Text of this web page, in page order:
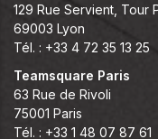
129 Rue Servient, Tour
69003 Lyon
Tél. : +33 4 72 35 13 25
Teamsquare Paris
63 Rue de Rivoli
75001 Paris
Tél. : +33 1 48 07 87 61